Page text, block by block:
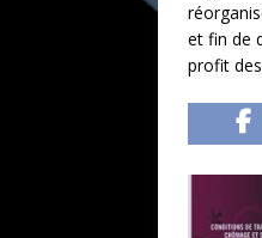
et fin de
profit